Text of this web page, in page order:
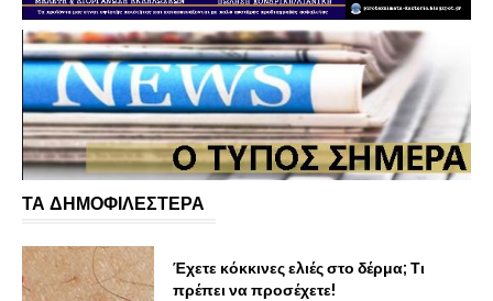
ΤΑ ΔΗΜΟΦΙΛΕΣΤΕΡΑ
Έχετε κόκκινες ελιές στο δέρμα; Τι
πρέπει να προσέχετε!